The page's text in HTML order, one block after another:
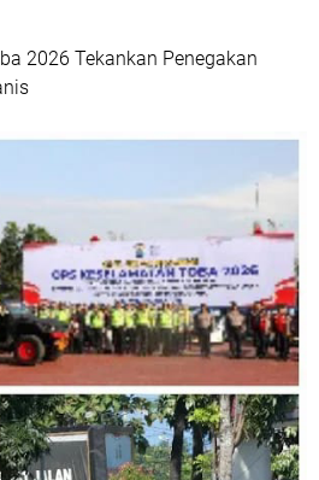
2026 Tekankan Penegakan